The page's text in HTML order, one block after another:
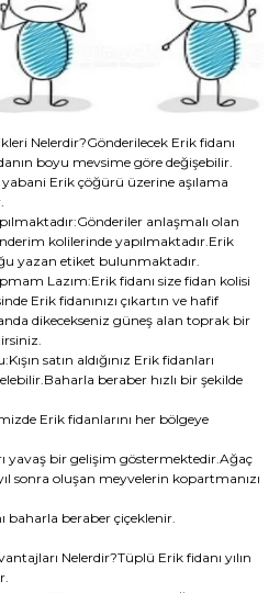
Nelerdir?Gönderilecek Erik fidanı
boyu mevsime göre değişebilir.
Erik çöğürü üzerine aşılama
anlaşmalı olan
kolilerinde yapılmaktadır.Erik
yazan etiket bulunmaktadır.
Lazım:Erik fidanı size fidan kolisi
Erik fidanınızı çıkartın ve hafif
dikecekseniz güneş alan toprak bir
satın aldığınız Erik fidanları
beraber hızlı bir şekilde
Erik fidanlarını her bölgeye
yavaş bir gelişim göstermektedir.Ağaç
sonra oluşan meyvelerin kopartmanızı
baharla beraber çiçeklenir.
Nelerdir?Tüplü Erik fidanı yılın